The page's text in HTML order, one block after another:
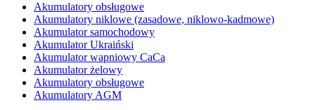
Akumulatory obsługowe
Akumulatory niklowe (zasadowe, niklowo-kadmowe)
Akumulator samochodowy
Akumulator Ukraiński
Akumulator wapniowy CaCa
Akumulator żelowy
Akumulatory obsługowe
Akumulatory AGM